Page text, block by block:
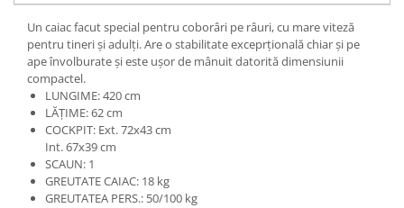
Siguranță, accesorii
Drybag - Saci impermeabili
Genți și portbagaje de biciclete
Un caiac facut special pentru coborâri pe râuri, cu mare viteză
pentru tineri și adulți. Are o stabilitate exceprțională chiar și pe
ape învolburate și este ușor de mânuit datorită dimensiunii
compactel.
LUNGIME: 420 cm
LĂȚIME: 62 cm
COCKPIT: Ext. 72x43 cm
Int. 67x39 cm
SCAUN: 1
GREUTATE CAIAC: 18 kg
GREUTATEA PERS.: 50/100 kg